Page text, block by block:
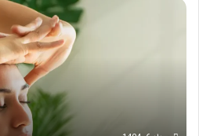
ماساژ